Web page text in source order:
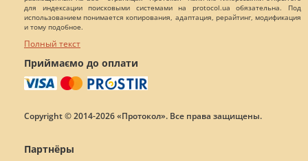
для индексации поисковыми системами на protocol.ua обязательна. Под
использованием понимается копирования, адаптация, рерайтинг, модификация
и тому подобное.
Полный текст
Приймаємо до оплати
Copyright © 2014-2026 «Протокол». Все права защищены.
Партнёры